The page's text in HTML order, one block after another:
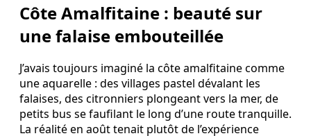
Côte Amalfitaine : beauté sur
une falaise embouteillée
J’avais toujours imaginé la côte amalfitaine comme
une aquarelle : des villages pastel dévalant les
falaises, des citronniers plongeant vers la mer, de
petits bus se faufilant le long d’une route tranquille.
La réalité en août tenait plutôt de l’expérience